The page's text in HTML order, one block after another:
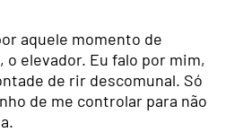
aquele momento de
elevador. Eu falo por mim,
de rir descomunal. Só
de me controlar para não